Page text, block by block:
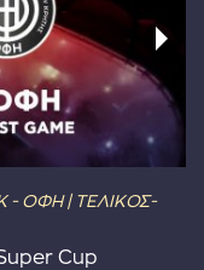
- ΟΦΗ | ΤΕΛΙΚΟΣ-
Cup